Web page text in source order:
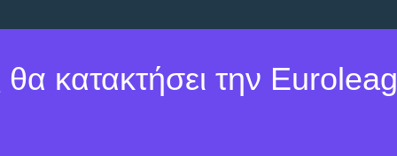
θα κατακτήσει την